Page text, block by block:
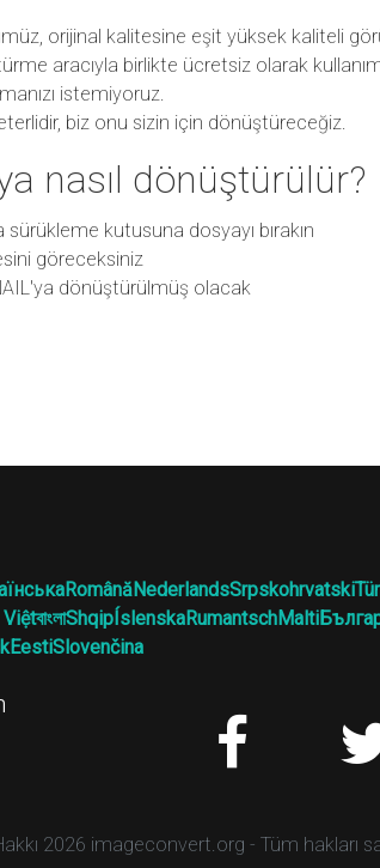
orijinal kalitesine eşit yüksek kaliteli
aracıyla birlikte ücretsiz olarak
istemiyoruz.
biz onu sizin için dönüştüreceğiz.
nasıl dönüştürülür?
kutusuna dosyayı bırakın
göreceksiniz
dönüştürülmüş olacak
RomânăNederlandsSrpskohrvatski
ViệtবাংলাShqipÍslenskaRumantschMalti
EestiSlovenčina
2026 imageconvert.org - Tüm hakları